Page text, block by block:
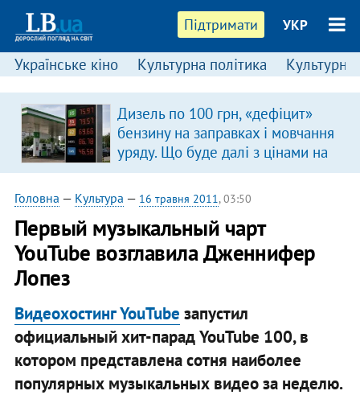
Підтримати УКР
Українське кіно Культурна політика Культурні
Дизель по 100 грн, «дефіцит»
бензину на заправках і мовчання
уряду. Що буде далі з цінами на
пальне?
Головна — Культура — 16 травня 2011, 03:50
Первый музыкальный чарт
YouTube возглавила Дженнифер
Лопез
Видеохостинг YouTube запустил
официальный хит-парад YouTube 100, в
котором представлена сотня наиболее
популярных музыкальных видео за неделю.